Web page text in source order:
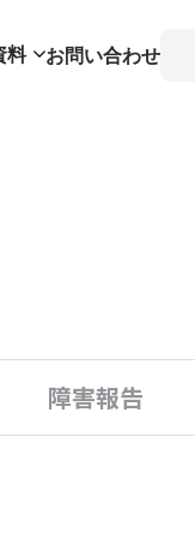
料 お問い合わせ
障害報告